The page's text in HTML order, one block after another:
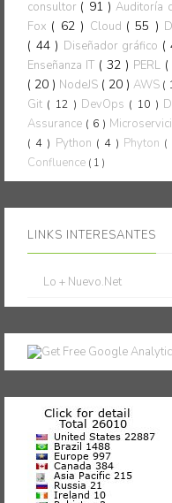
consultor ( 91 )Auditoría
Fox ( 62 ) Cloud ( 55 )
( 44 ) Diseñador gráfico (
Enseñanza IT ( 32 ) PERL
( 20 ) NodeJS ( 20 )AWS (
Git ( 12 ) DevOps ( 10 )
Assurance ( 6 )
( 4 ) Python ( 4 ) Phyton (
Confluence ( 1 )
LINKS INTERESANTES
Lo + Nuevo.Net